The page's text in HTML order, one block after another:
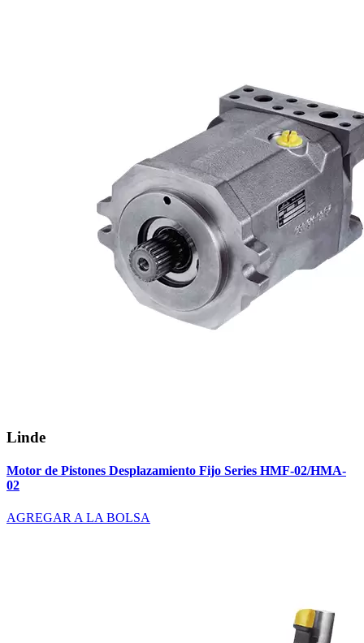
Linde
Motor de Pistones Desplazamiento Fijo Series HMF-02/HMA-
02
AGREGAR A LA BOLSA